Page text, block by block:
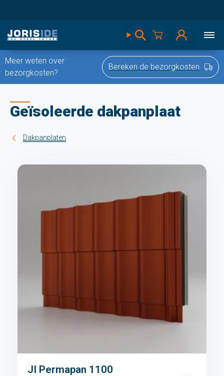
Meer weten over
bezorgkosten?
Bereken de bezorgkosten
Geïsoleerde dakpanplaat
Dakpanplaten
JI Permapan 1100